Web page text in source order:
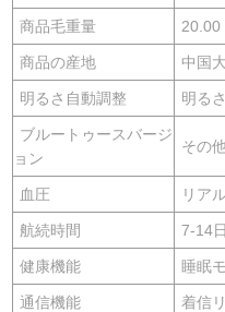
商品毛重量 20.00
商品の産地 中国
明るさ自動調整 明る
ブルートゥースバージ
ョン
その
血圧 リア
航続時間 7-14
健康機能 睡眠
通信機能 着信